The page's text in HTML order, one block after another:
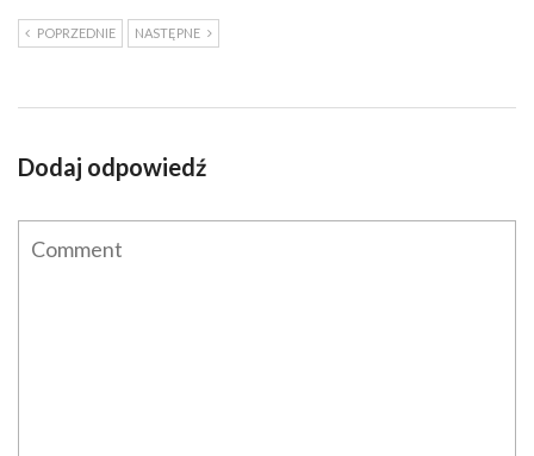
POPRZEDNIE NASTĘPNE
Dodaj odpowiedź